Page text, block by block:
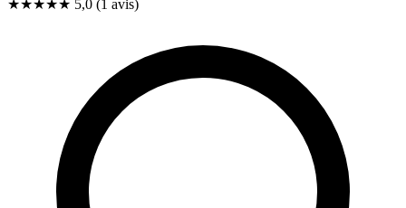
★★★★★ 5,0 (1 avis)